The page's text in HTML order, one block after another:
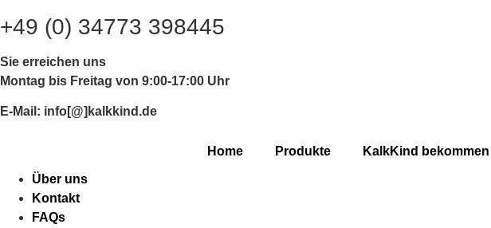
+49 (0) 34773 398445
Sie erreichen uns
Montag bis Freitag von 9:00-17:00 Uhr
E-Mail: info[@]kalkkind.de
Home Produkte KalkKind bekommen
Über uns
Kontakt
FAQs